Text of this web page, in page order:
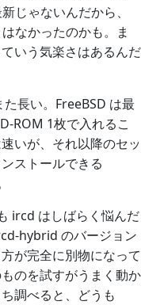
じゃないんだから、
なかったのかも。ま
いう気楽さはあるんだ
長い。FreeBSD は最
ROM 1枚で入れるこ
いが、それ以降のセッ
ストールできる
ircd はしばらく悩んだ
hybrid のバージョン
が完全に別物になって
のを試すがうまく動か
調べると、どうも